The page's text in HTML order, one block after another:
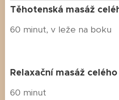
Těhotenská masáž
60 minut, v leže na boku
Relaxační masáž
60 minut